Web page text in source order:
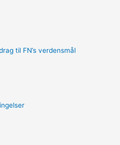
til FN’s verdensmål